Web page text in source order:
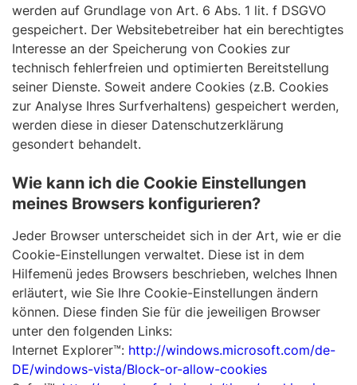
werden auf Grundlage von Art. 6 Abs. 1 lit. f DSGVO
gespeichert. Der Websitebetreiber hat ein berechtigtes
Interesse an der Speicherung von Cookies zur
technisch fehlerfreien und optimierten Bereitstellung
seiner Dienste. Soweit andere Cookies (z.B. Cookies
zur Analyse Ihres Surfverhaltens) gespeichert werden,
werden diese in dieser Datenschutzerklärung
gesondert behandelt.
Wie kann ich die Cookie Einstellungen
meines Browsers konfigurieren?
Jeder Browser unterscheidet sich in der Art, wie er die
Cookie-Einstellungen verwaltet. Diese ist in dem
Hilfemenü jedes Browsers beschrieben, welches Ihnen
erläutert, wie Sie Ihre Cookie-Einstellungen ändern
können. Diese finden Sie für die jeweiligen Browser
unter den folgenden Links:
Internet Explorer™: http://windows.microsoft.com/de-
DE/windows-vista/Block-or-allow-cookies